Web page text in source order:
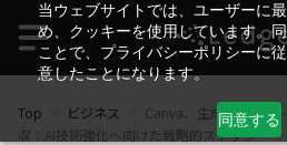
当ウェブサイトでは、ユーザーに
め、クッキーを使用しています。
ことで、プライバシーポリシーに
意したことになります。
同意する
Top ビジネス
Canva、生成AIプラッ
収：AI技術強化へ向けた戦略的ステップ